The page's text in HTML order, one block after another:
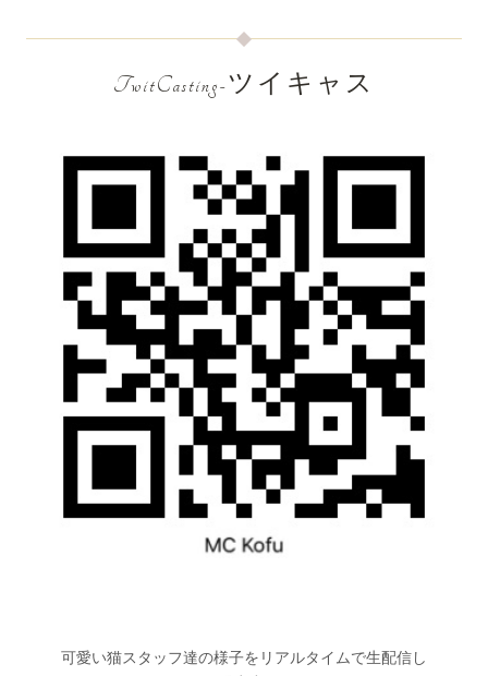
TwitCasting-ツイキャス
可愛い猫スタッフ達の様子をリアルタイムで生配信し